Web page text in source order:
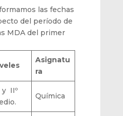
las fechas
del período de
MDA del primer
Asignatu
ra
y IIº
Química